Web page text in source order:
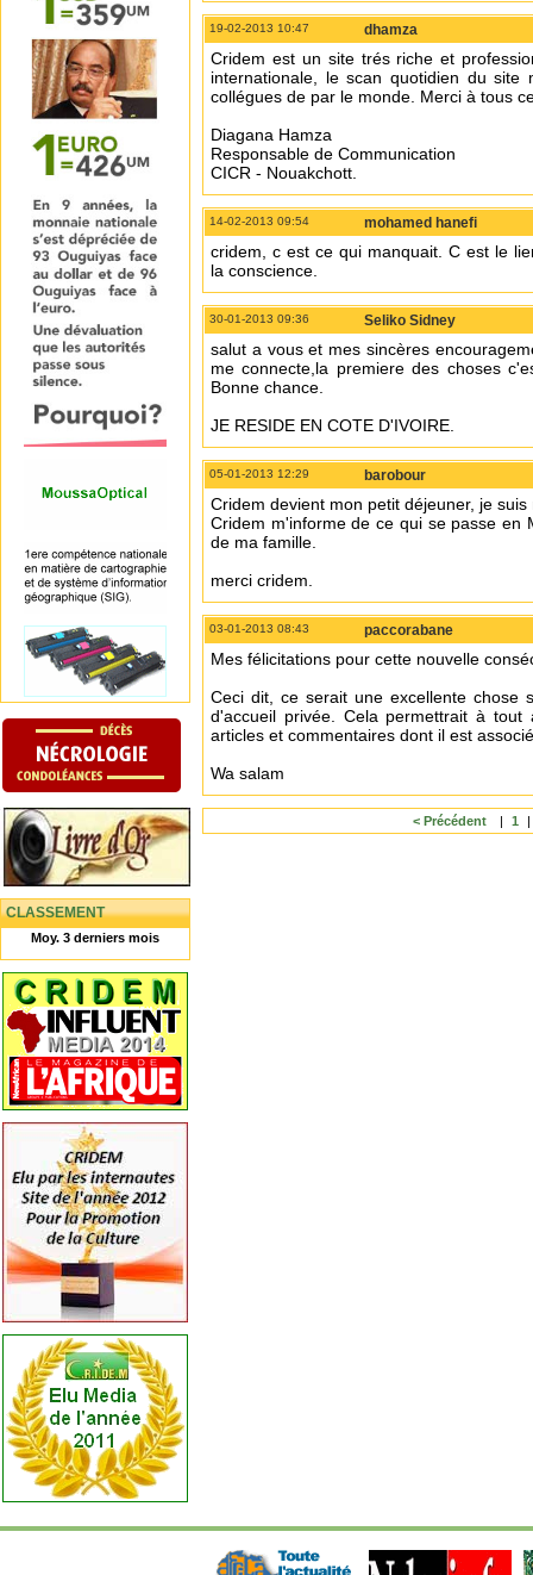
CLASSEMENT
Moy. 3 derniers mois
19-02-2013 10:47 dhamza
Cridem est un site trés riche et
internationale, le scan quotidien du
collégues de par le monde. Merci à tous
Diagana Hamza
Responsable de Communication
CICR - Nouakchott.
14-02-2013 09:54 mohamed hanefi
cridem, c est ce qui manquait. C est le
la conscience.
30-01-2013 09:36 Seliko Sidney
salut a vous et mes sincères
me connecte,la premiere des choses
Bonne chance.
JE RESIDE EN COTE D'IVOIRE.
05-01-2013 12:29 barobour
Cridem devient mon petit déjeuner, je
Cridem m'informe de ce qui se passe en
de ma famille.
merci cridem.
03-01-2013 08:43 paccorabane
Mes félicitations pour cette nouvelle
Ceci dit, ce serait une excellente chose
d'accueil privée. Cela permettrait à
articles et commentaires dont il est
Wa salam
< Précédent | 1